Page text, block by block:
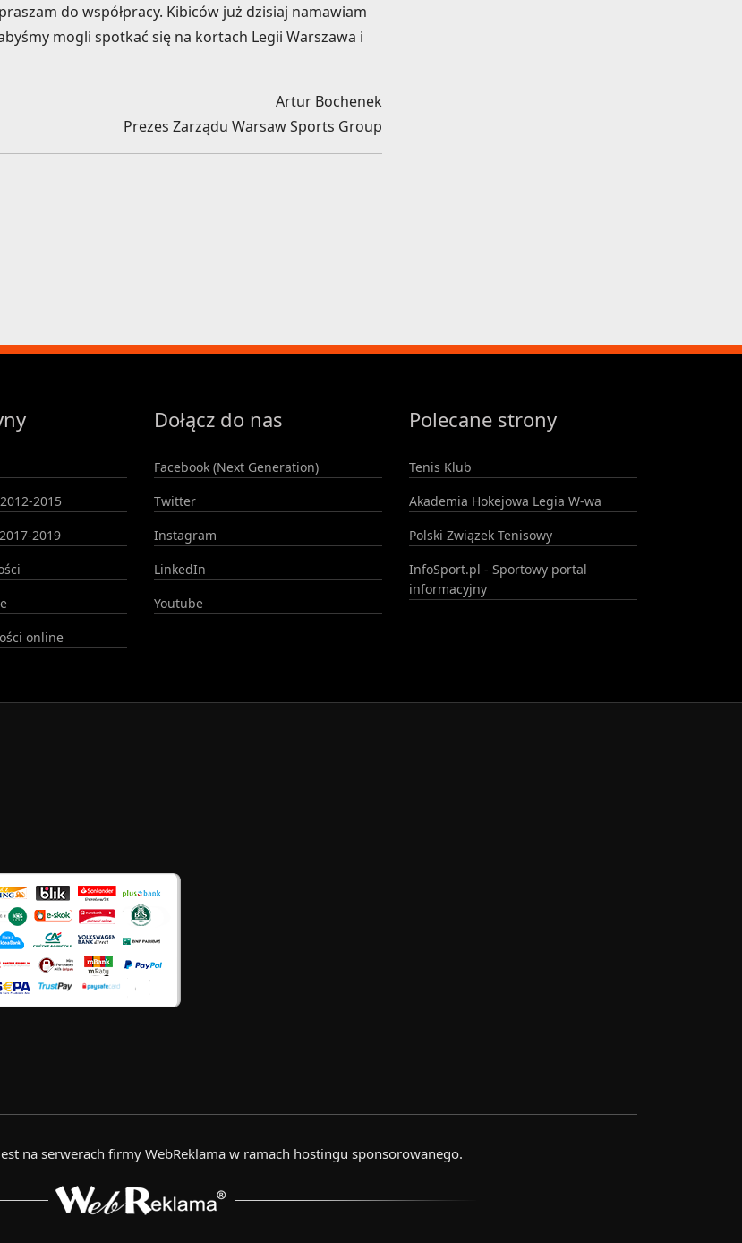
do współpracy. Kibiców już dzisiaj namawiam
mogli spotkać się na kortach Legii Warszawa i
Artur Bochenek
Prezes Zarządu Warsaw Sports Group
2015
2019
online
Dołącz do nas
Facebook (Next Generation)
Twitter
Instagram
LinkedIn
Youtube
Polecane strony
Tenis Klub
Akademia Hokejowa Legia W-wa
Polski Związek Tenisowy
InfoSport.pl - Sportowy portal
informacyjny
na serwerach firmy WebReklama w ramach hostingu sponsorowanego.